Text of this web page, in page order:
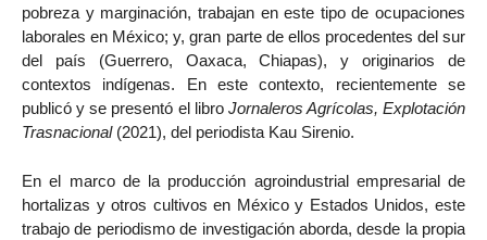
pobreza y marginación, trabajan en este tipo de ocupaciones
laborales en México; y, gran parte de ellos procedentes del sur
del país (Guerrero, Oaxaca, Chiapas), y originarios de
contextos indígenas. En este contexto, recientemente se
publicó y se presentó el libro Jornaleros Agrícolas, Explotación
Trasnacional(2021), del periodista Kau Sirenio.
En el marco de la producción agroindustrial empresarial de
hortalizas y otros cultivos en México y Estados Unidos, este
trabajo de periodismo de investigación aborda, desde la propia